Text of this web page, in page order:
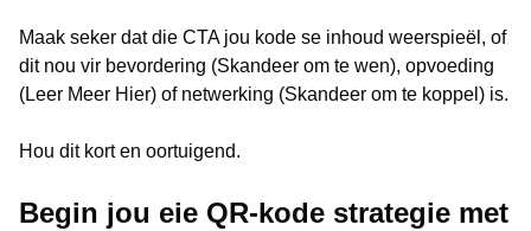
Maak seker dat die CTA jou kode se inhoud weerspieël, of
dit nou vir bevordering (Skandeer om te wen), opvoeding
(Leer Meer Hier) of netwerking (Skandeer om te koppel) is.
Hou dit kort en oortuigend.
Begin jou eie QR-kode strategie met